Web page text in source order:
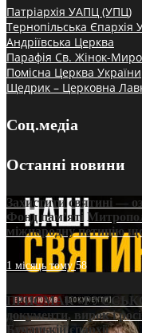
Патріархія УАПЦ (УПЦ)
Тернопільська
Андріївська Церква
Парафія Св. Жінок-
Помісна Церква України
Щедрик – Церковна
Соц.медіа
Останні новини
Захистити святині —
Фонд пам’яті
міжнародну петицію
1 місяць тому58
ПРИСМАК
документи, вирок і
Бучацькій єпархії